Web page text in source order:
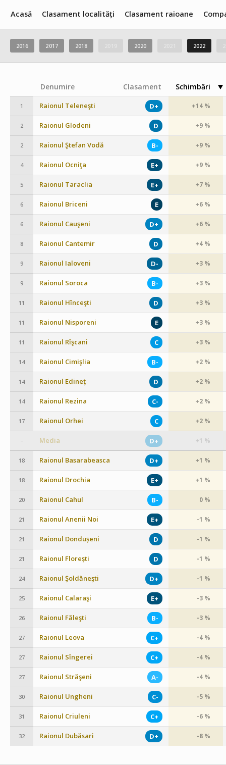
Acasă Clasament localități Clasament raioane
2016 2017 2018 2020 2022
Denumire Clasament Schimbări
1 Raionul Teleneşti D+ +14 %
2 Raionul Glodeni D +9 %
2 Raionul Ştefan Vodă B- +9 %
4 Raionul Ocniţa E+ +9 %
5 Raionul Taraclia E+ +7 %
6 Raionul Briceni E +6 %
6 Raionul Cauşeni D+ +6 %
8 Raionul Cantemir D +4 %
9 Raionul Ialoveni D- +3 %
9 Raionul Soroca B- +3 %
11 Raionul Hînceşti D +3 %
11 Raionul Nisporeni E +3 %
11 Raionul Rîşcani C +3 %
14 Raionul Cimişlia B- +2 %
14 Raionul Edineţ D +2 %
14 Raionul Rezina C- +2 %
17 Raionul Orhei C +2 %
– Media D+ +1 %
18 Raionul Basarabeasca D+ +1 %
18 Raionul Drochia E+ +1 %
20 Raionul Cahul B- 0 %
21 Raionul Anenii Noi E+ -1 %
21 Raionul Dondușeni D -1 %
21 Raionul Florești D -1 %
24 Raionul Şoldăneşti D+ -1 %
25 Raionul Calaraşi E+ -3 %
26 Raionul Făleşti B- -3 %
27 Raionul Leova C+ -4 %
27 Raionul Sîngerei C+ -4 %
27 Raionul Străşeni A- -4 %
30 Raionul Ungheni C- -5 %
31 Raionul Criuleni C+ -6 %
32 Raionul Dubăsari D+ -8 %